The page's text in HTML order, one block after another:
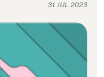
31 JUL 2023